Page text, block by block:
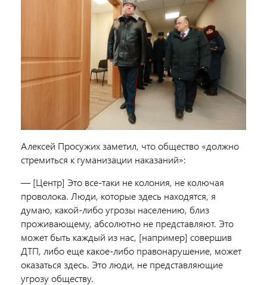
Алексей Просужих заметил, что общество «должно
стремиться к гуманизации наказаний»:
— [Центр] Это все-таки не колония, не колючая
проволока. Люди, которые здесь находятся, я
думаю, какой-либо угрозы населению, близ
проживающему, абсолютно не представляют. Это
может быть каждый из нас, [например] совершив
ДТП, либо еще какое-либо правонарушение, может
оказаться здесь. Это люди, не представляющие
угрозу обществу.